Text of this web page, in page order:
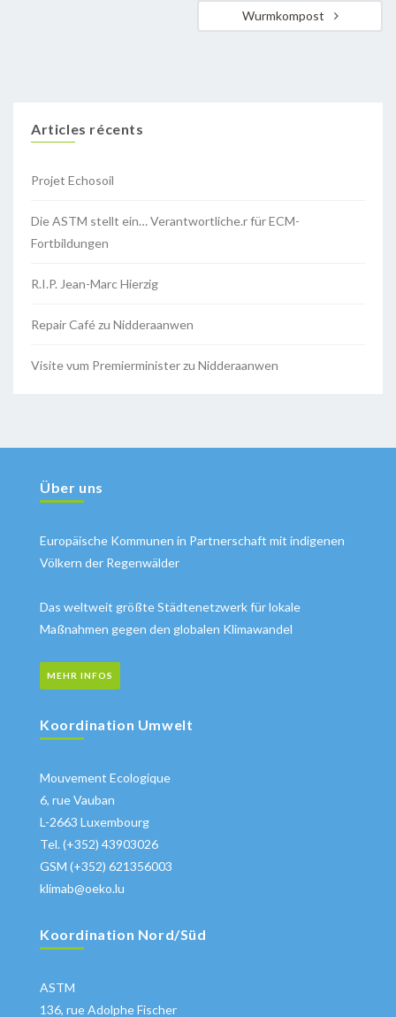
Wurmkompost
Articles récents
Projet Echosoil
Die ASTM stellt ein… Verantwortliche.r für ECM-
Fortbildungen
R.I.P. Jean-Marc Hierzig
Repair Café zu Nidderaanwen
Visite vum Premierminister zu Nidderaanwen
Über uns
Europäische Kommunen in Partnerschaft mit indigenen
Völkern der Regenwälder
Das weltweit größte Städtenetzwerk für lokale
Maßnahmen gegen den globalen Klimawandel
MEHR INFOS
Koordination Umwelt
Mouvement Ecologique
6, rue Vauban
L-2663 Luxembourg
Tel. (+352) 43903026
GSM (+352) 621356003
klimab@oeko.lu
Koordination Nord/Süd
ASTM
136, rue Adolphe Fischer